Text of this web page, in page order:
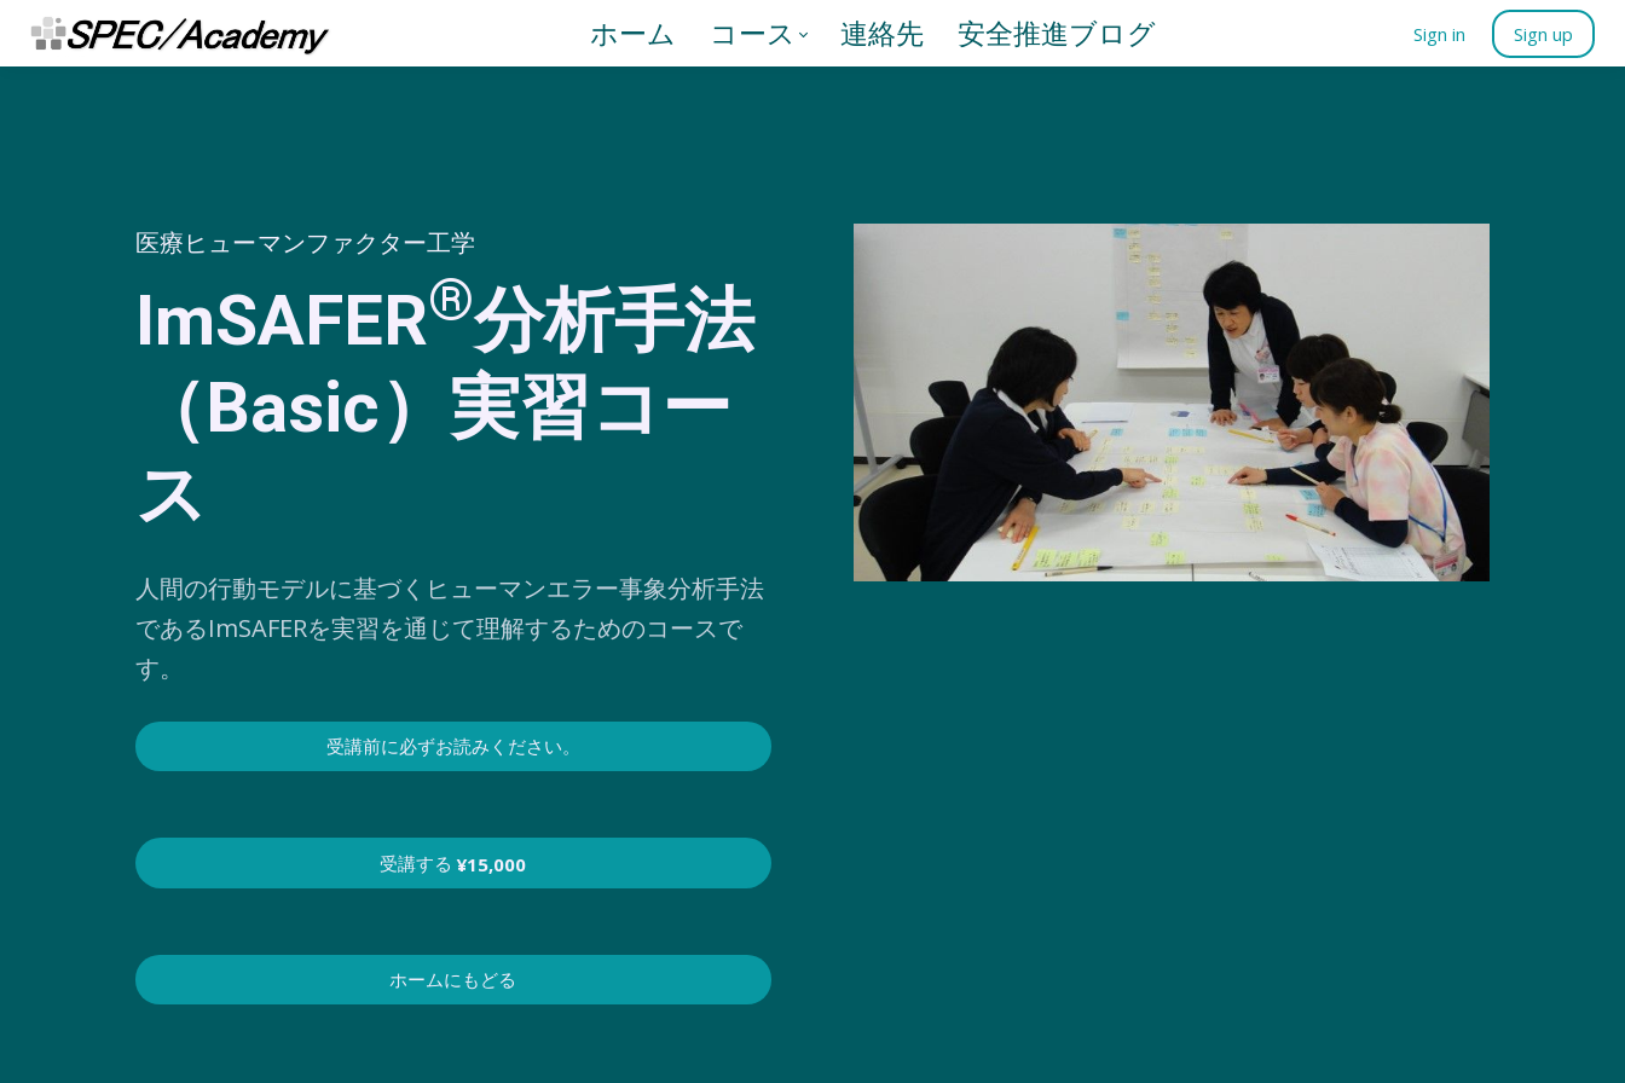
ホーム コース 連絡先 安全推進ブログ Sign in Sign up
医療ヒューマンファクター工学
ImSAFER®分析手法
（Basic）実習コー
ス
人間の行動モデルに基づくヒューマンエラー事象分析手法
であるImSAFERを実習を通じて理解するためのコースで
す。
受講前に必ずお読みください。
受講する ¥15,000
ホームにもどる